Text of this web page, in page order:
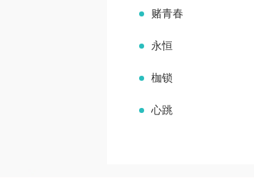
赌青春
永恒
枷锁
心跳